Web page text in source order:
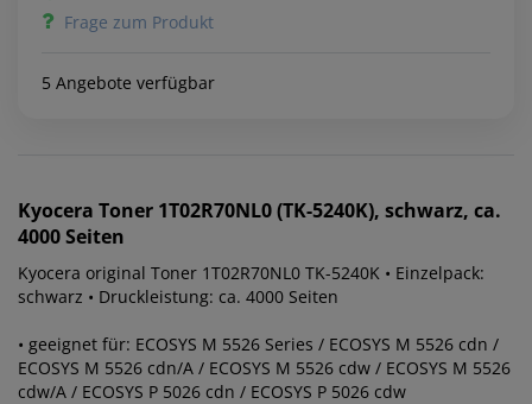
Frage zum Produkt
5 Angebote verfügbar
Kyocera Toner 1T02R70NL0 (TK-5240K), schwarz, ca.
4000 Seiten
Kyocera original Toner 1T02R70NL0 TK-5240K • Einzelpack:
schwarz • Druckleistung: ca. 4000 Seiten
• geeignet für: ECOSYS M 5526 Series / ECOSYS M 5526 cdn /
ECOSYS M 5526 cdn/A / ECOSYS M 5526 cdw / ECOSYS M 5526
cdw/A / ECOSYS P 5026 cdn / ECOSYS P 5026 cdw